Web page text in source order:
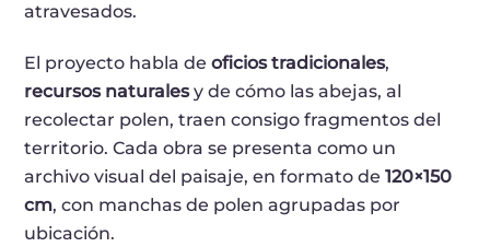
atravesados.
El proyecto habla deoficios tradicionales,
recursos naturalesy de cómo las abejas, al
recolectar polen, traen consigo fragmentos del
territorio. Cada obra se presenta como un
archivo visual del paisaje, en formato de120×150
cm, con manchas de polen agrupadas por
ubicación.